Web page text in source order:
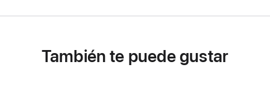
También te puede gustar